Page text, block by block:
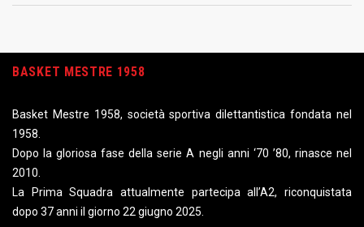
BASKET MESTRE 1958
Basket Mestre 1958, società sportiva dilettantistica fondata nel
1958.
Dopo la gloriosa fase della serie A negli anni ‘70 ’80, rinasce nel
2010.
La Prima Squadra attualmente partecipa all’A2, riconquistata
dopo 37 anni il giorno 22 giugno 2025.